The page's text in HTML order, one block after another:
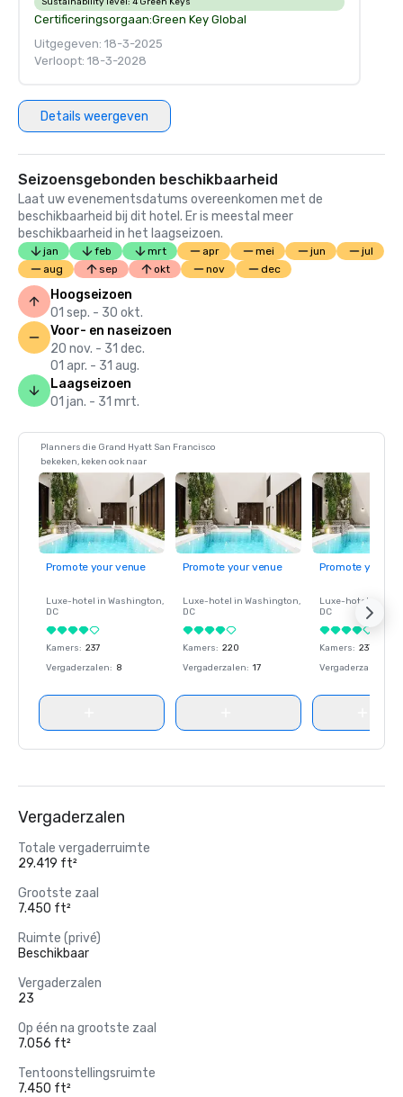
Certificeringsorgaan:Green Key Global
Uitgegeven: 18-3-2025
Verloopt: 18-3-2028
Details weergeven
Seizoensgebonden beschikbaarheid
Laat uw evenementsdatums overeenkomen met de
beschikbaarheid bij dit hotel. Er is meestal meer
beschikbaarheid in het laagseizoen.
jan feb mrt apr mei jun
jul
aug
sep okt nov dec
Hoogseizoen
01 sep. - 30 okt.
Voor- en naseizoen
20 nov. - 31 dec.
01 apr. - 31 aug.
Laagseizoen
01 jan. - 31 mrt.
Planners die Grand Hyatt San Francisco
bekeken, keken ook naar
Promote your venue
Luxe-hotel in Washington,
DC
Kamers: 237
Vergaderzalen: 8
Promote your venue
Luxe-hotel in Washington,
DC
Kamers: 220
Vergaderzalen: 17
Promote your
Luxe-hotel in
DC
Kamers: 237
Vergaderzalen
Vergaderzalen
Totale vergaderruimte
29.419 ft²
Grootste zaal
7.450 ft²
Ruimte (privé)
Beschikbaar
Vergaderzalen
23
Op één na grootste zaal
7.056 ft²
Tentoonstellingsruimte
7.450 ft²